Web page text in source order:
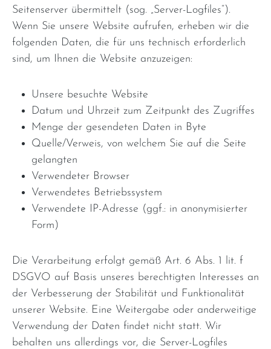
Seitenserver übermittelt (sog. „Server-Logfiles“).
Wenn Sie unsere Website aufrufen, erheben wir die
folgenden Daten, die für uns technisch erforderlich
sind, um Ihnen die Website anzuzeigen:
Unsere besuchte Website
Datum und Uhrzeit zum Zeitpunkt des Zugriffes
Menge der gesendeten Daten in Byte
Quelle/Verweis, von welchem Sie auf die Seite
gelangten
Verwendeter Browser
Verwendetes Betriebssystem
Verwendete IP-Adresse (ggf.: in anonymisierter
Form)
Die Verarbeitung erfolgt gemäß Art. 6 Abs. 1 lit. f
DSGVO auf Basis unseres berechtigten Interesses an
der Verbesserung der Stabilität und Funktionalität
unserer Website. Eine Weitergabe oder anderweitige
Verwendung der Daten findet nicht statt. Wir
behalten uns allerdings vor, die Server-Logfiles